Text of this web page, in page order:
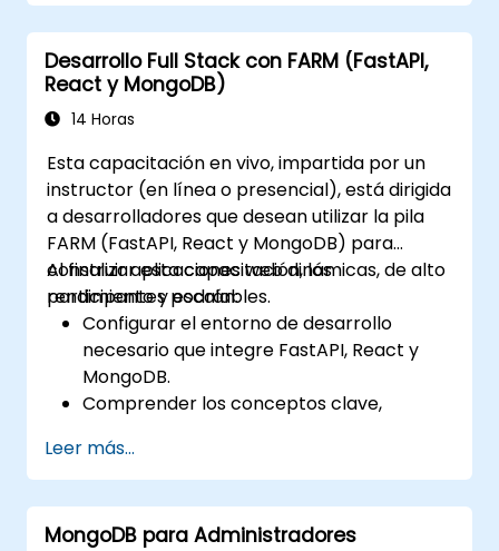
Desarrollo Full Stack con FARM (FastAPI,
React y MongoDB)
14 Horas
Esta capacitación en vivo, impartida por un
instructor (en línea o presencial), está dirigida
a desarrolladores que desean utilizar la pila
FARM (FastAPI, React y MongoDB) para
construir aplicaciones web dinámicas, de alto
rendimiento y escalables.
Al finalizar esta capacitación, los
participantes podrán:
Configurar el entorno de desarrollo
necesario que integre FastAPI, React y
MongoDB.
Comprender los conceptos clave,
FARM.
Aprender a construir APIs REST con
FastAPI.
Aprender a diseñar aplicaciones
Leer más...
MongoDB para Administradores